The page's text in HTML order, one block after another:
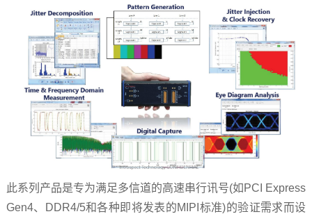
此系列产品是专为满足多信道的高速串行讯号(如PCI Express
Gen4、DDR4/5和各种即将发表的MIPI标准)的验证需求而设